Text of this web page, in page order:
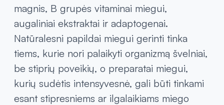
magnis, B grupės vitaminai miegui,
augaliniai ekstraktai ir adaptogenai.
Natūralesni papildai miegui gerinti tinka
tiems, kurie nori palaikyti organizmą švelniai,
be stiprių poveikių, o preparatai miegui,
kurių sudėtis intensyvesnė, gali būti tinkami
esant stipresniems ar ilgalaikiams miego